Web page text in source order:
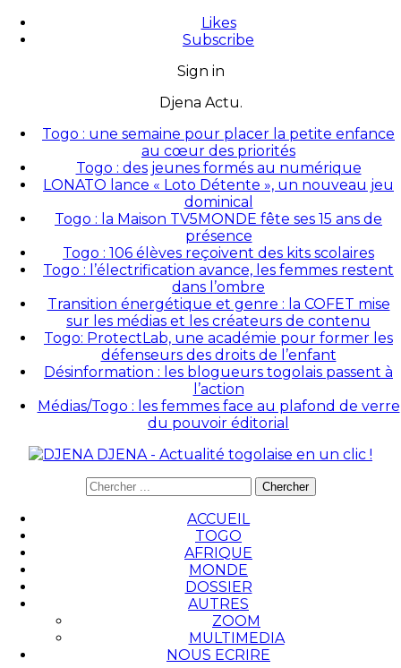
Likes
Subscribe
Sign in
Djena Actu.
Togo : une semaine pour placer la petite enfance
au cœur des priorités
Togo : des jeunes formés au numérique
LONATO lance « Loto Détente », un nouveau jeu
dominical
Togo : la Maison TV5MONDE fête ses 15 ans de
présence
Togo : 106 élèves reçoivent des kits scolaires
Togo : l’électrification avance, les femmes restent
dans l’ombre
Transition énergétique et genre : la COFET mise
sur les médias et les créateurs de contenu
Togo: ProtectLab, une académie pour former les
défenseurs des droits de l’enfant
Désinformation : les blogueurs togolais passent à
l’action
Médias/Togo : les femmes face au plafond de verre
du pouvoir éditorial
DJENA - Actualité togolaise en un clic !
ACCUEIL
TOGO
AFRIQUE
MONDE
DOSSIER
AUTRES
ZOOM
MULTIMEDIA
NOUS ECRIRE